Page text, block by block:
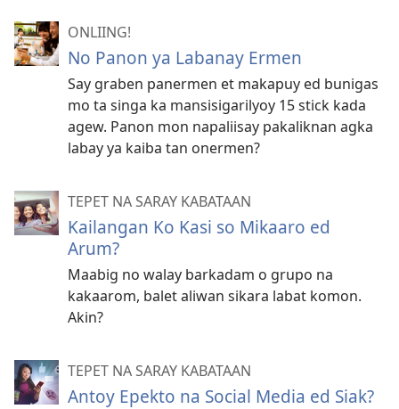
ONLIING!
No Panon ya Labanay Ermen
Say graben panermen et makapuy ed bunigas
mo ta singa ka mansisigarilyoy 15 stick kada
agew. Panon mon napaliisay pakaliknan agka
labay ya kaiba tan onermen?
TEPET NA SARAY KABATAAN
Kailangan Ko Kasi so Mikaaro ed
Arum?
Maabig no walay barkadam o grupo na
kakaarom, balet aliwan sikara labat komon.
Akin?
TEPET NA SARAY KABATAAN
Antoy Epekto na Social Media ed Siak?